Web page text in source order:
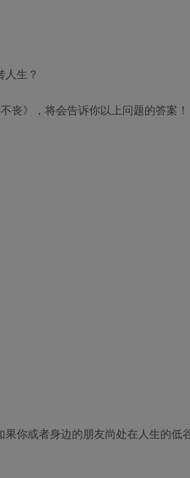
生？
丧》，将会告诉你以上问题的答案！
你或者身边的朋友尚处在人生的低